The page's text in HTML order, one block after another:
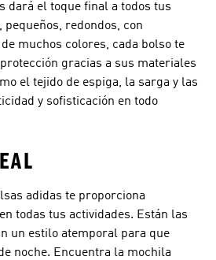
dará el toque final a todos tus
redondos, con
muchos colores, cada bolso te
gracias a sus materiales
el tejido de espiga, la sarga y las
y sofisticación en todo
adidas te proporciona
todas tus actividades. Están las
un estilo atemporal para que
noche. Encuentra la mochila